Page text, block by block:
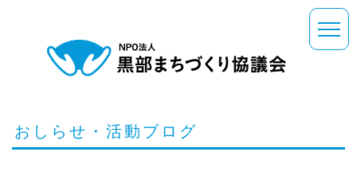
おしらせ・活動ブログ